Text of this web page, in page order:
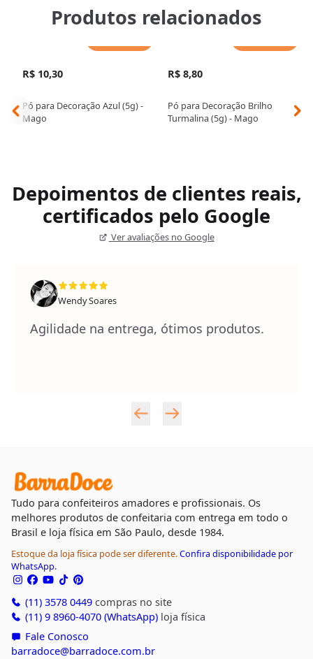
Produtos relacionados
R$ 10,30
Pó para Decoração Azul (5g) -
Mago
R$ 8,80
Pó para Decoração Brilho
Turmalina (5g) - Mago
Depoimentos de clientes reais,
certificados pelo Google
Ver avaliações no Google
Wendy Soares
Agilidade na entrega, ótimos produtos.
Tudo para confeiteiros amadores e profissionais. Os
melhores produtos de confeitaria com entrega em todo o
Brasil e loja física em São Paulo, desde 1984.
Estoque da loja física pode ser diferente.Confira disponibilidade por
WhatsApp.
(11) 3578 0449compras no site
(11) 9 8960-4070 (WhatsApp)loja física
Fale Conosco
barradoce@barradoce.com.br